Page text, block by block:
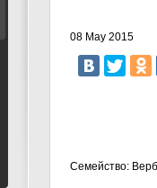
08 May 2015
Семейство: